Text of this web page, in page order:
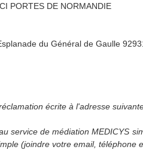
PORTES DE NORMANDIE
du Général de Gaulle
écrite à l'adresse
service de médiation MEDICYS
(joindre votre email, téléphone